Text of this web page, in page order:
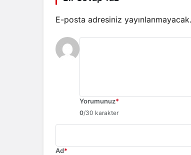
E-posta adresiniz yayınlanmayacak.
Yorumunuz*
0/30 karakter
Ad*